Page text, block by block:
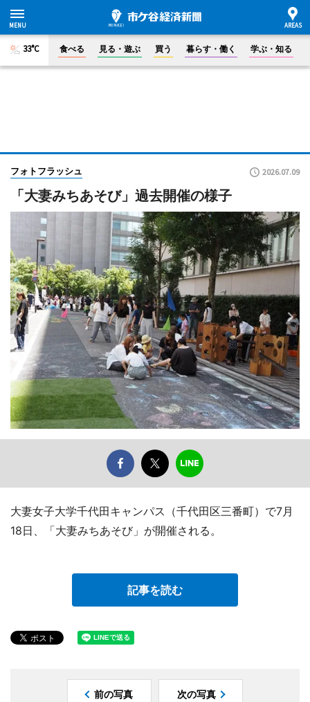
33°C 食べる 見る・遊ぶ 買う 暮らす・働く 学ぶ・知る
フォトフラッシュ 2026.07.09
「大妻みちあそび」過去開催の様子
大妻女子大学千代田キャンパス（千代田区三番町）で7月
18日、「大妻みちあそび」が開催される。
記事を読む
前の写真 次の写真